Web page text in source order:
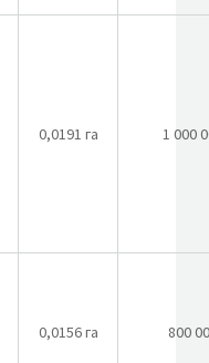
0,0191 га 1 000
0,0156 га 800